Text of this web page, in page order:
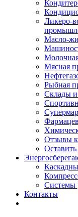
Ликеро-
Масло-
Мясная
Рыбная
Склады
Отзывы
Оставить
Системы
Контакты